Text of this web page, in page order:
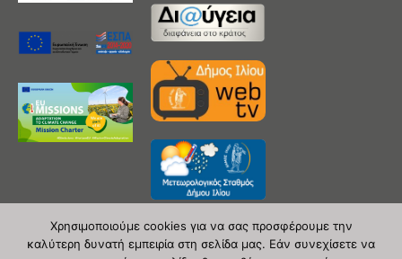
Χρησιμοποιούμε cookies για να σας προσφέρουμε την
καλύτερη δυνατή εμπειρία στη σελίδα μας. Εάν συνεχίσετε να